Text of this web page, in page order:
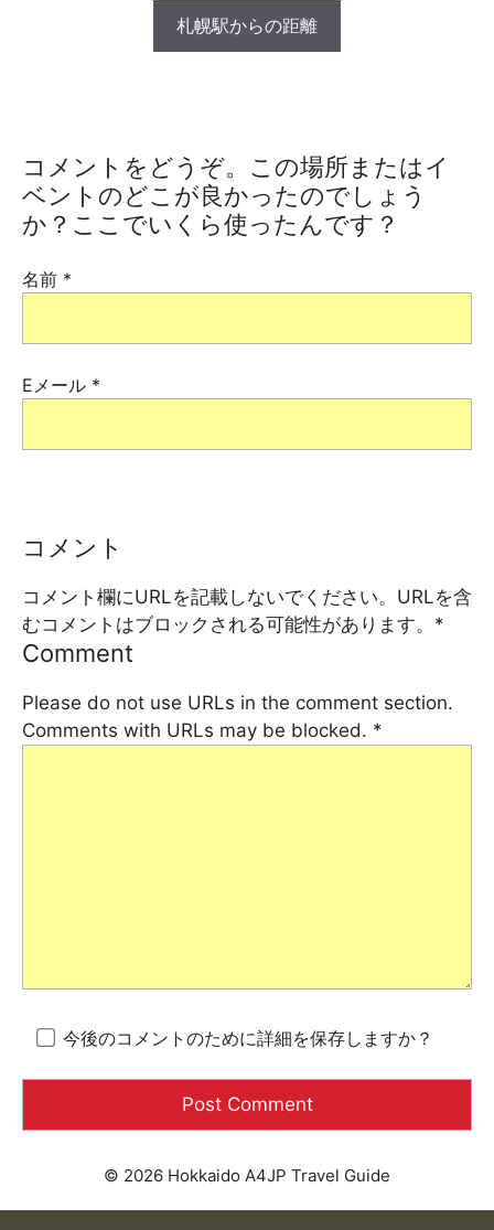
札幌駅からの距離
コメントをどうぞ。この場所またはイ
ベントのどこが良かったのでしょう
か？ここでいくら使ったんです？
名前 *
Eメール *
コメント
コメント欄にURLを記載しないでください。URLを含
むコメントはブロックされる可能性があります。 *
Comment
Please do not use URLs in the comment section.
Comments with URLs may be blocked. *
今後のコメントのために詳細を保存しますか？
© 2026 Hokkaido A4JP Travel Guide